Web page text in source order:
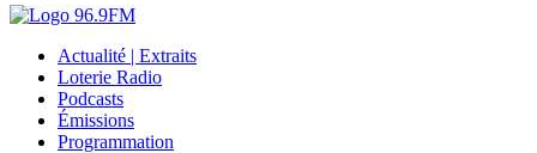
Actualité | Extraits
Loterie Radio
Podcasts
Émissions
Programmation